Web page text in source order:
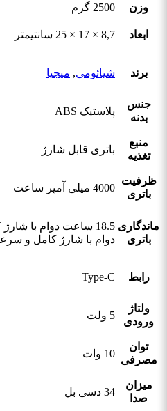
وزن 2500 گرم
ابعاد 8,7 × 17 × 25 سانتیمتر
برند شیائومی, میجیا
جنس
بدنه
پلاستیک ABS
منبع
تغذیه
باتری قابل شارژ
ظرفیت
باتری
4000 میلی آمپر ساعت
ماندگاری
باتری
دوام با شارژ کامل و
رابط Type-C
ولتاژ
ورودی
5 ولت
توان
مصرفی
10 وات
میزان
صدا
34 دسی بل